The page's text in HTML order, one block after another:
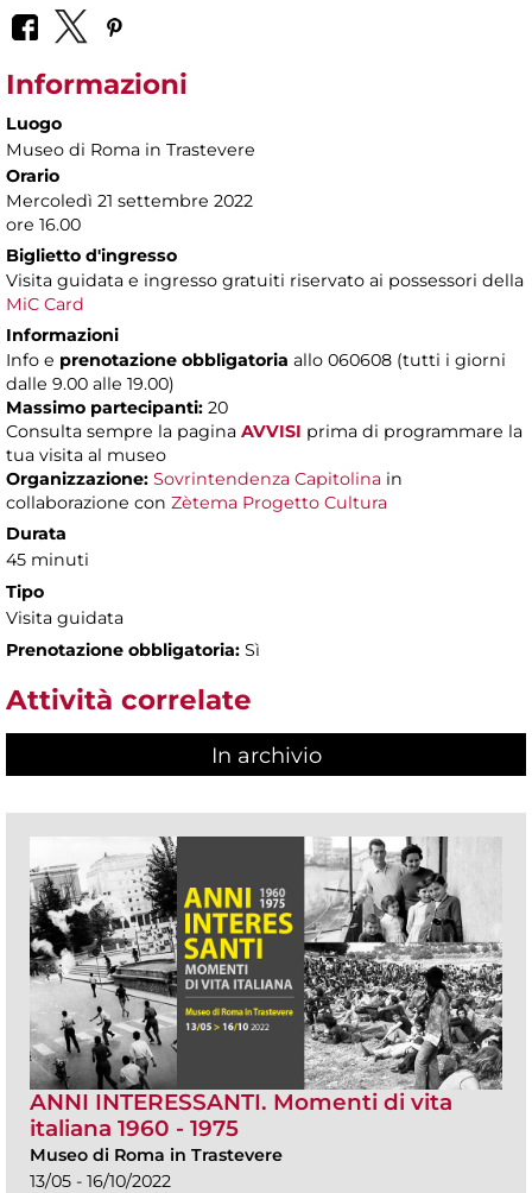
Informazioni
Luogo
Museo di Roma in Trastevere
Orario
Mercoledì 21 settembre 2022
ore 16.00
Biglietto d'ingresso
Visita guidata e ingresso gratuiti riservato ai possessori della
MiC Card
Informazioni
Info e prenotazione obbligatoria allo 060608 (tutti i giorni
dalle 9.00 alle 19.00)
Massimo partecipanti: 20
Consulta sempre la pagina AVVISI prima di programmare la
tua visita al museo
Organizzazione: Sovrintendenza Capitolina in
collaborazione con Zètema Progetto Cultura
Durata
45 minuti
Tipo
Visita guidata
Prenotazione obbligatoria: Sì
Attività correlate
In archivio
ANNI INTERESSANTI. Momenti di vita
italiana 1960 - 1975
Museo di Roma in Trastevere
13/05 - 16/10/2022